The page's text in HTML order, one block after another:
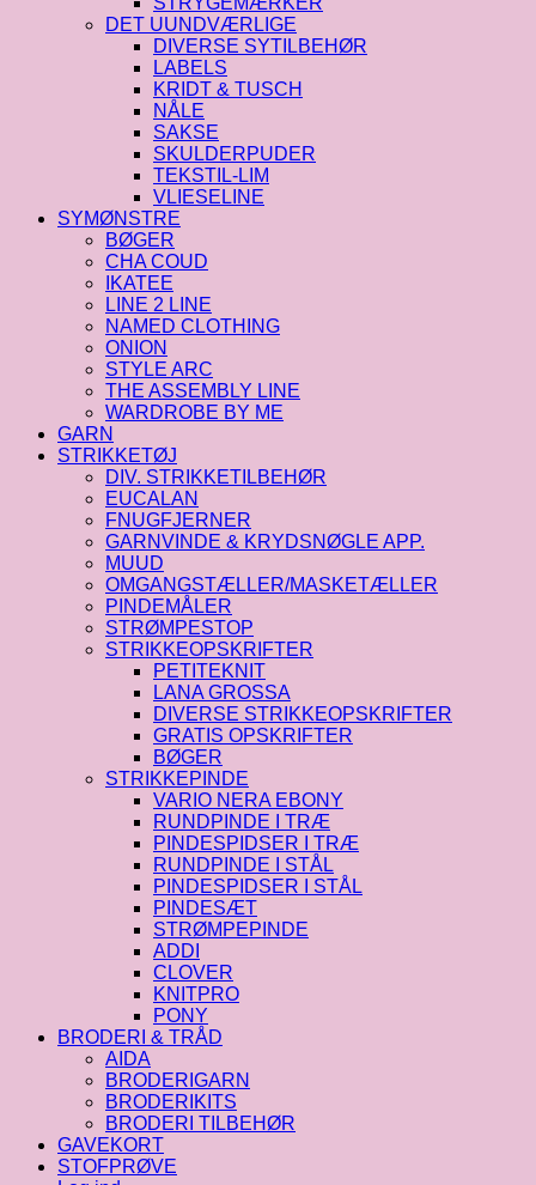
DET UUNDVÆRLIGE
DIVERSE SYTILBEHØR
LABELS
KRIDT & TUSCH
NÅLE
SAKSE
SKULDERPUDER
TEKSTIL-LIM
VLIESELINE
SYMØNSTRE
BØGER
CHA COUD
IKATEE
LINE 2 LINE
NAMED CLOTHING
ONION
STYLE ARC
THE ASSEMBLY LINE
WARDROBE BY ME
GARN
STRIKKETØJ
DIV. STRIKKETILBEHØR
EUCALAN
FNUGFJERNER
GARNVINDE & KRYDSNØGLE APP.
MUUD
OMGANGSTÆLLER/MASKETÆLLER
PINDEMÅLER
STRØMPESTOP
STRIKKEOPSKRIFTER
PETITEKNIT
LANA GROSSA
DIVERSE STRIKKEOPSKRIFTER
GRATIS OPSKRIFTER
BØGER
STRIKKEPINDE
VARIO NERA EBONY
RUNDPINDE I TRÆ
PINDESPIDSER I TRÆ
RUNDPINDE I STÅL
PINDESPIDSER I STÅL
PINDESÆT
STRØMPEPINDE
ADDI
CLOVER
KNITPRO
PONY
BRODERI & TRÅD
AIDA
BRODERIGARN
BRODERIKITS
BRODERI TILBEHØR
GAVEKORT
STOFPRØVE